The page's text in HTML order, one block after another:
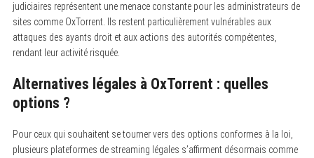
judiciaires représentent une menace constante pour les administrateurs de
sites comme OxTorrent. Ils restent particulièrement vulnérables aux
attaques des ayants droit et aux actions des autorités compétentes,
rendant leur activité risquée.
Alternatives légales à OxTorrent : quelles
options ?
Pour ceux qui souhaitent se tourner vers des options conformes à la loi,
plusieurs plateformes de streaming légales s’affirment désormais comme